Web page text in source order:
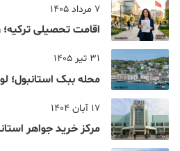
7 مرداد 1405
اقامت تحصیلی ترکیه؛
31 تیر 1405
محله ببک استانبول؛
17 آبان 1404
مرکز خرید جواهر